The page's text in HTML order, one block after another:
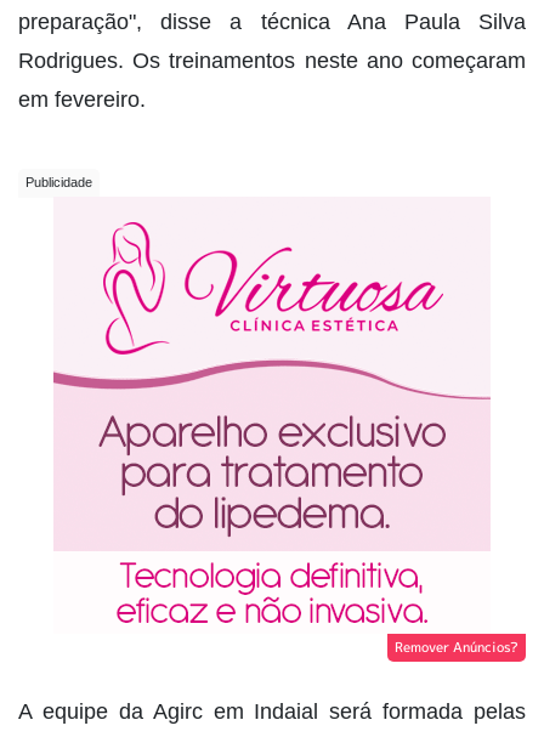
preparação", disse a técnica Ana Paula Silva
Rodrigues. Os treinamentos neste ano começaram
em fevereiro.
Remover Anúncios?
A equipe da Agirc em Indaial será formada pelas